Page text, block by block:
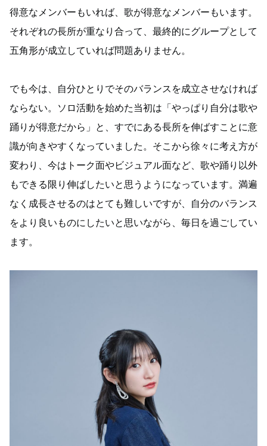
得意なメンバーもいれば、歌が得意なメンバーもいます。
それぞれの長所が重なり合って、最終的にグループとして
五角形が成立していれば問題ありません。
でも今は、自分ひとりでそのバランスを成立させなければ
ならない。ソロ活動を始めた当初は「やっぱり自分は歌や
踊りが得意だから」と、すでにある長所を伸ばすことに意
識が向きやすくなっていました。そこから徐々に考え方が
変わり、今はトーク面やビジュアル面など、歌や踊り以外
もできる限り伸ばしたいと思うようになっています。満遍
なく成長させるのはとても難しいですが、自分のバランス
をより良いものにしたいと思いながら、毎日を過ごしてい
ます。